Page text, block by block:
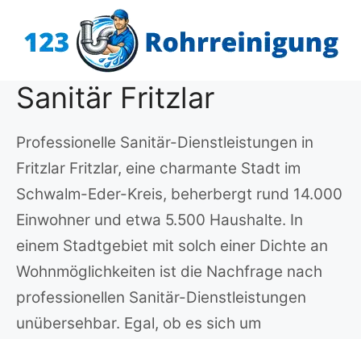
Inhalt
Sanitär Fritzlar
Professionelle Sanitär-Dienstleistungen in
Fritzlar Fritzlar, eine charmante Stadt im
Schwalm-Eder-Kreis, beherbergt rund 14.000
Einwohner und etwa 5.500 Haushalte. In
einem Stadtgebiet mit solch einer Dichte an
Wohnmöglichkeiten ist die Nachfrage nach
professionellen Sanitär-Dienstleistungen
unübersehbar. Egal, ob es sich um